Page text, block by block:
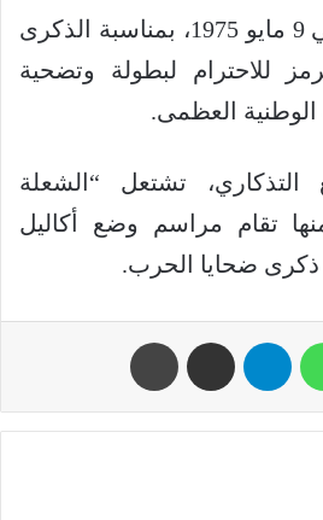
تم افتتاح الحديقة في 9 مايو 1975، بمناسبة الذكرى
كرمز للاحترام لبطولة وتضحية
العظمى.
تشتعل “الشعلة
منها تقام مراسم وضع أكاليل
ذكرى ضحايا الحرب.